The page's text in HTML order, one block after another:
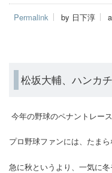
Permalink by 日下淳
松坂大輔、ハンカ
今年の野球のペナントレー
プロ野球ファンには、たま
急に秋というより、一気に冬